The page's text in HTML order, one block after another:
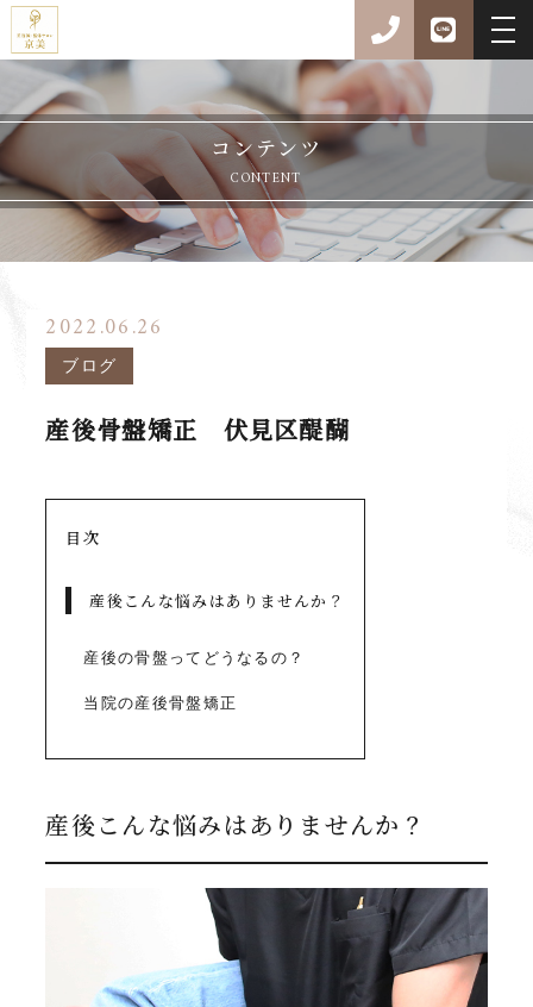
コンテンツ
CONTENT
2022.06.26
ブログ
産後骨盤矯正 伏見区醍醐
目次
産後こんな悩みはありませんか？
産後の骨盤ってどうなるの？
当院の産後骨盤矯正
産後こんな悩みはありませんか？